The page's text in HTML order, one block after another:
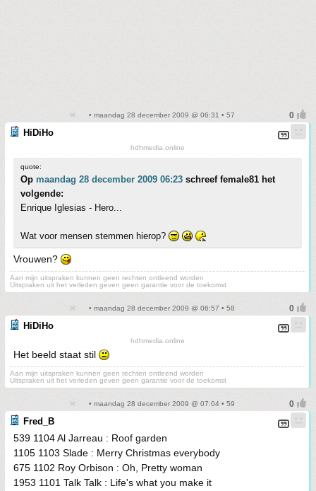
• maandag 28 december 2009 @ 06:31 • 57
HiDiHo
hdhmedia.online
quote:
Op maandag 28 december 2009 06:23 schreef female81 het
volgende:
Enrique Iglesias - Hero...
Wat voor mensen stemmen hierop?
Vrouwen?
Aan mijn uitspraken kunnen geen rechten ontleend worden
Uitspraken uit het verleden geven geen garantie voor de toekomst
• maandag 28 december 2009 @ 06:57 • 58
HiDiHo
hdhmedia.online
Het beeld staat stil
Aan mijn uitspraken kunnen geen rechten ontleend worden
Uitspraken uit het verleden geven geen garantie voor de toekomst
• maandag 28 december 2009 @ 07:04 • 59
Fred_B
539 1104 Al Jarreau : Roof garden
1105 1103 Slade : Merry Christmas everybody
675 1102 Roy Orbison : Oh, Pretty woman
1953 1101 Talk Talk : Life's what you make it